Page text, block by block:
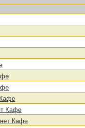
Кафе
Кафе